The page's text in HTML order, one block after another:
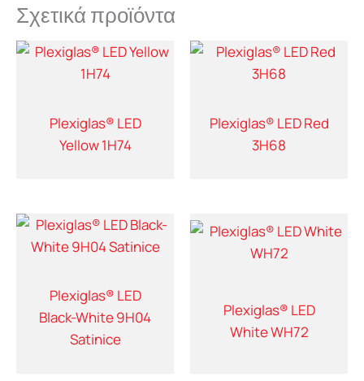
Σχετικά προϊόντα
Plexiglas® LED
Yellow 1H74
Plexiglas® LED Red
3H68
Plexiglas® LED
Black-White 9H04
Satinice
Plexiglas® LED
White WH72